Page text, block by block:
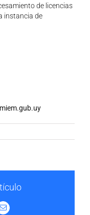
de licencias
instancia de
Email